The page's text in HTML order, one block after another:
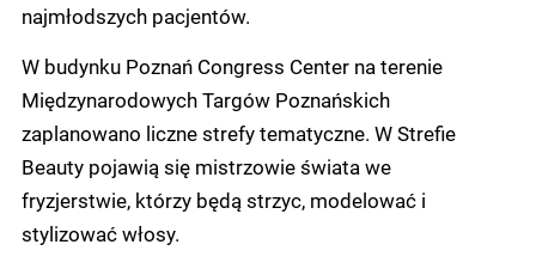
najmłodszych pacjentów.
W budynku Poznań Congress Center na terenie
Międzynarodowych Targów Poznańskich
zaplanowano liczne strefy tematyczne. W Strefie
Beauty pojawią się mistrzowie świata we
fryzjerstwie, którzy będą strzyc, modelować i
stylizować włosy.